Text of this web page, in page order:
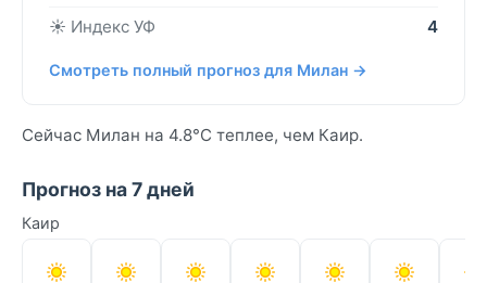
☀️ Индекс УФ 4
Смотреть полный прогноз для Милан →
Сейчас Милан на 4.8°C теплее, чем Каир.
Прогноз на 7 дней
Каир